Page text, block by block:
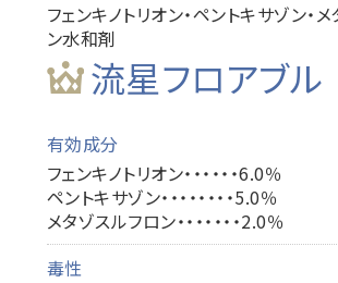
フェンキノトリオン・ペントキサゾン・
ン水和剤
流星フロアブル
有効成分
フェンキノトリオン・・・・・・6.0％
ペントキサゾン・・・・・・・・5.0％
メタゾスルフロン・・・・・・・2.0％
毒性